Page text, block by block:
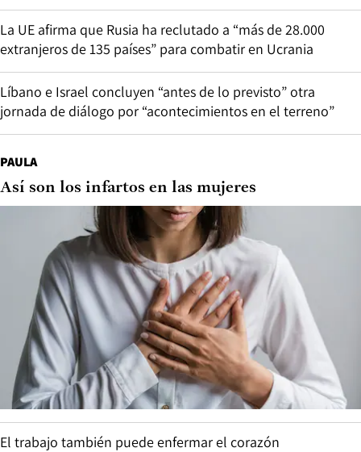
La UE afirma que Rusia ha reclutado a “más de 28.000
extranjeros de 135 países” para combatir en Ucrania
Líbano e Israel concluyen “antes de lo previsto” otra
jornada de diálogo por “acontecimientos en el terreno”
PAULA
Así son los infartos en las mujeres
El trabajo también puede enfermar el corazón